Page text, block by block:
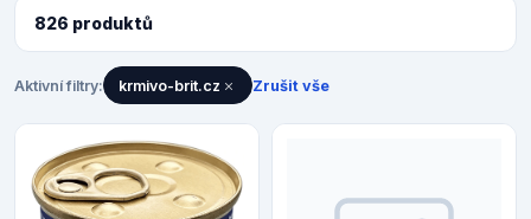
826 produktů
Aktivní filtry: krmivo-brit.cz Zrušit vše